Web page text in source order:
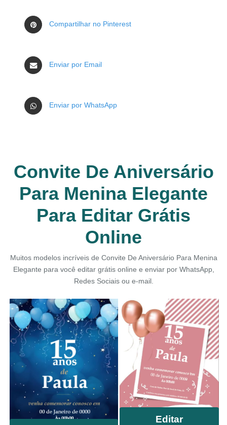
Compartilhar no Pinterest
Enviar por Email
Enviar por WhatsApp
Convite De Aniversário
Para Menina Elegante
Para Editar Grátis
Online
Muitos modelos incríveis de Convite De Aniversário Para Menina
Elegante para você editar grátis online e enviar por WhatsApp,
Redes Sociais ou e-mail.
Editar